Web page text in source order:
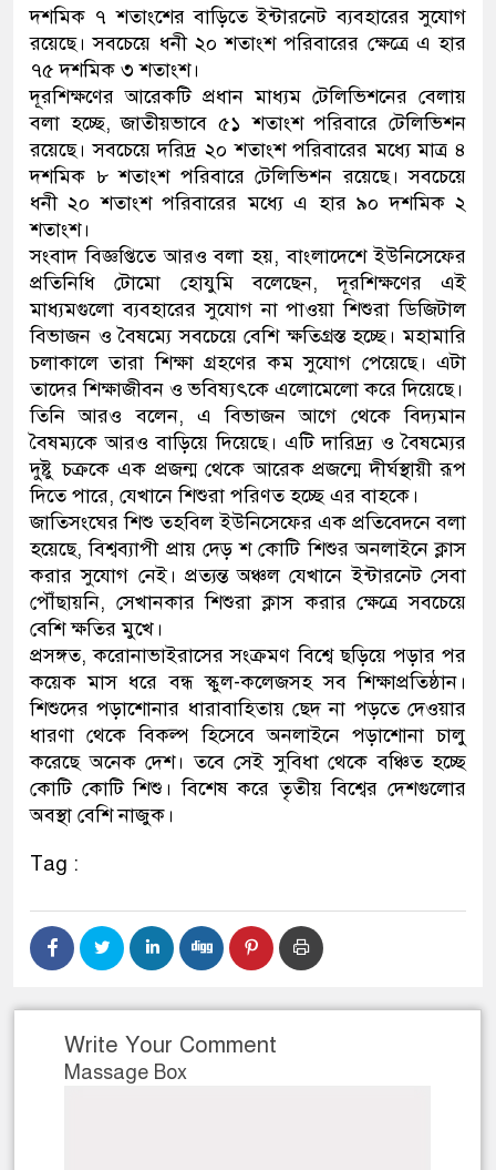
দশমিক ৭ শতাংশের বাড়িতে ইন্টারনেট ব্যবহারের সুযোগ
রয়েছে। সবচেয়ে ধনী ২০ শতাংশ পরিবারের ক্ষেত্রে এ হার
৭৫ দশমিক ৩ শতাংশ।
দূরশিক্ষণের আরেকটি প্রধান মাধ্যম টেলিভিশনের বেলায়
বলা হচ্ছে, জাতীয়ভাবে ৫১ শতাংশ পরিবারে টেলিভিশন
রয়েছে। সবচেয়ে দরিদ্র ২০ শতাংশ পরিবারের মধ্যে মাত্র ৪
দশমিক ৮ শতাংশ পরিবারে টেলিভিশন রয়েছে। সবচেয়ে
ধনী ২০ শতাংশ পরিবারের মধ্যে এ হার ৯০ দশমিক ২
শতাংশ।
সংবাদ বিজ্ঞপ্তিতে আরও বলা হয়, বাংলাদেশে ইউনিসেফের
প্রতিনিধি টোমো হোযুমি বলেছেন, দূরশিক্ষণের এই
মাধ্যমগুলো ব্যবহারের সুযোগ না পাওয়া শিশুরা ডিজিটাল
বিভাজন ও বৈষম্যে সবচেয়ে বেশি ক্ষতিগ্রস্ত হচ্ছে। মহামারি
চলাকালে তারা শিক্ষা গ্রহণের কম সুযোগ পেয়েছে। এটা
তাদের শিক্ষাজীবন ও ভবিষ্যৎকে এলোমেলো করে দিয়েছে।
তিনি আরও বলেন, এ বিভাজন আগে থেকে বিদ্যমান
বৈষম্যকে আরও বাড়িয়ে দিয়েছে। এটি দারিদ্র্য ও বৈষম্যের
দুষ্টু চক্রকে এক প্রজন্ম থেকে আরেক প্রজন্মে দীর্ঘস্থায়ী রূপ
দিতে পারে, যেখানে শিশুরা পরিণত হচ্ছে এর বাহকে।
জাতিসংঘের শিশু তহবিল ইউনিসেফের এক প্রতিবেদনে বলা
হয়েছে, বিশ্বব্যাপী প্রায় দেড় শ কোটি শিশুর অনলাইনে ক্লাস
করার সুযোগ নেই। প্রত্যন্ত অঞ্চল যেখানে ইন্টারনেট সেবা
পৌঁছায়নি, সেখানকার শিশুরা ক্লাস করার ক্ষেত্রে সবচেয়ে
বেশি ক্ষতির মুখে।
প্রসঙ্গত, করোনাভাইরাসের সংক্রমণ বিশ্বে ছড়িয়ে পড়ার পর
কয়েক মাস ধরে বন্ধ স্কুল-কলেজসহ সব শিক্ষাপ্রতিষ্ঠান।
শিশুদের পড়াশোনার ধারাবাহিতায় ছেদ না পড়তে দেওয়ার
ধারণা থেকে বিকল্প হিসেবে অনলাইনে পড়াশোনা চালু
করেছে অনেক দেশ। তবে সেই সুবিধা থেকে বঞ্চিত হচ্ছে
কোটি কোটি শিশু। বিশেষ করে তৃতীয় বিশ্বের দেশগুলোর
অবস্থা বেশি নাজুক।
Tag :
Write Your Comment
Massage Box